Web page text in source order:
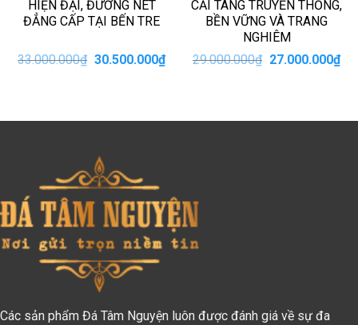
HIỆN ĐẠI, ĐƯỜNG NÉT
ĐẲNG CẤP TẠI BẾN TRE
33.000.000₫ Giá
30.500.000₫Giá
hiện
CẢI TÁNG TRUYỀN THỐNG,
BỀN VỮNG VÀ TRANG
NGHIÊM
29.000.000₫ Giá
27.000.000₫Giá
Các sản phẩm Đá Tâm Nguyện luôn được đánh giá về sự đa